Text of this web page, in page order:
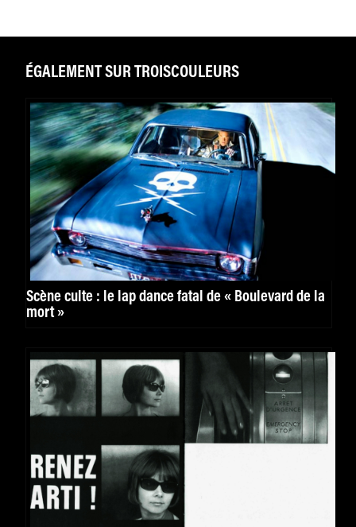
ÉGALEMENT SUR TROISCOULEURS
Scène culte : le lap dance fatal de « Boulevard de la
mort »